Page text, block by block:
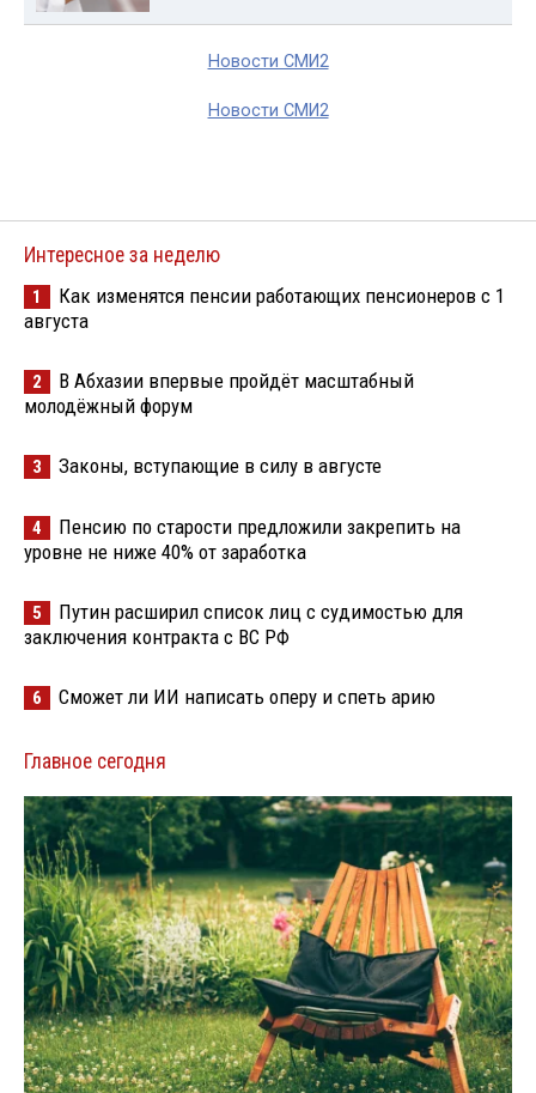
Новости СМИ2
Новости СМИ2
Интересное за неделю
1
Как изменятся пенсии работающих пенсионеров с 1
августа
2
В Абхазии впервые пройдёт масштабный
молодёжный форум
3 Законы, вступающие в силу в августе
4
Пенсию по старости предложили закрепить на
уровне не ниже 40% от заработка
5
Путин расширил список лиц с судимостью для
заключения контракта с ВС РФ
6 Сможет ли ИИ написать оперу и спеть арию
Главное сегодня